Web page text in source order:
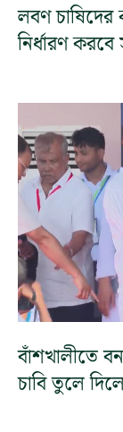
লবণ
নির্ধারণ করবে
বাঁশখালীতে
চাবি তুলে